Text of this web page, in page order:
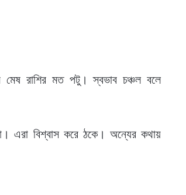
মেষ রাশির মত পটু। স্বভাব চঞ্চল বলে
এরা বিশ্বাস করে ঠকে। অন্যের কথায়